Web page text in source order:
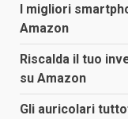
I migliori
Amazon
Riscalda il tuo
su Amazon
Gli auricolari